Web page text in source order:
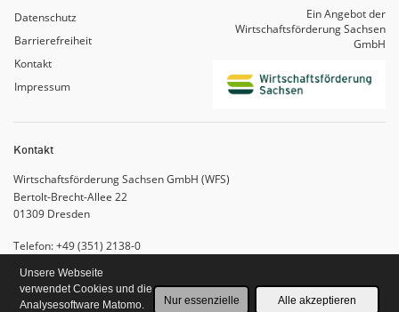
Unsere Webseite
verwendet Cookies und die
Analysesoftware Matomo.
Nur essenzielle Alle akzeptieren
Datenschutz
Barrierefreiheit
Kontakt
Impressum
Ein Angebot der
Wirtschaftsförderung Sachsen
GmbH
Kontakt
Wirtschaftsförderung Sachsen GmbH (WFS)
Bertolt-Brecht-Allee 22
01309 Dresden
Telefon: +49 (351) 2138-0
Schreiben Sie uns